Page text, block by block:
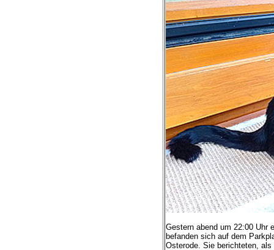
Gestern abend um 22:00 Uhr
befanden sich auf dem
Osterode. Sie berichteten,